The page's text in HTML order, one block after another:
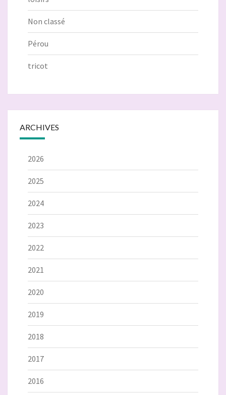
Non classé
Pérou
tricot
ARCHIVES
2026
2025
2024
2023
2022
2021
2020
2019
2018
2017
2016